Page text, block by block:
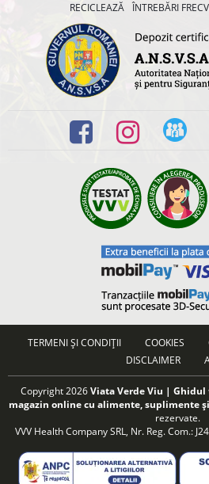
RECICLEAZĂ ÎNTREBĂRI
TERMENI ȘI CONDIȚII COOKIES
DISCLAIMER
Copyright 2026Viata Verde Viu |
magazin online cu alimente, suplimente
rezervate.
VVV Health Company SRL, Nr. Reg. Com.: